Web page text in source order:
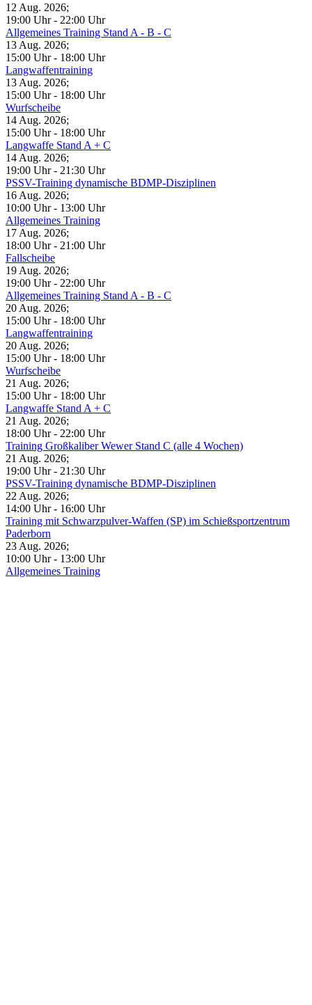
12 Aug. 2026;
19:00 Uhr- 22:00 Uhr
Allgemeines Training Stand A - B - C
13 Aug. 2026;
15:00 Uhr- 18:00 Uhr
Langwaffentraining
13 Aug. 2026;
15:00 Uhr- 18:00 Uhr
Wurfscheibe
14 Aug. 2026;
15:00 Uhr- 18:00 Uhr
Langwaffe Stand A + C
14 Aug. 2026;
19:00 Uhr- 21:30 Uhr
PSSV-Training dynamische BDMP-Disziplinen
16 Aug. 2026;
10:00 Uhr- 13:00 Uhr
Allgemeines Training
17 Aug. 2026;
18:00 Uhr- 21:00 Uhr
Fallscheibe
19 Aug. 2026;
19:00 Uhr- 22:00 Uhr
Allgemeines Training Stand A - B - C
20 Aug. 2026;
15:00 Uhr- 18:00 Uhr
Langwaffentraining
20 Aug. 2026;
15:00 Uhr- 18:00 Uhr
Wurfscheibe
21 Aug. 2026;
15:00 Uhr- 18:00 Uhr
Langwaffe Stand A + C
21 Aug. 2026;
18:00 Uhr- 22:00 Uhr
Training Großkaliber Wewer Stand C (alle 4 Wochen)
21 Aug. 2026;
19:00 Uhr- 21:30 Uhr
PSSV-Training dynamische BDMP-Disziplinen
22 Aug. 2026;
14:00 Uhr- 16:00 Uhr
Training mit Schwarzpulver-Waffen (SP) im Schießsportzentrum
Paderborn
23 Aug. 2026;
10:00 Uhr- 13:00 Uhr
Allgemeines Training